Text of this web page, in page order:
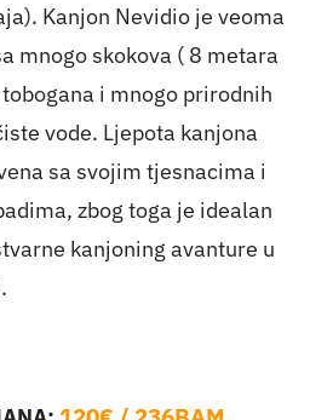
Kanjon Nevidio je veoma
mnogo skokova ( 8 metara
i mnogo prirodnih
vode. Ljepota kanjona
sa svojim tjesnacima i
zbog toga je idealan
kanjoning avanture u